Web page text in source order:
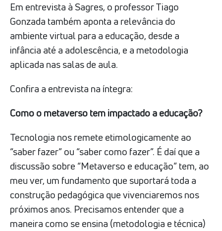
Em entrevista à Sagres, o professor Tiago
Gonzada também aponta a relevância do
ambiente virtual para a educação, desde a
infância até a adolescência, e a metodologia
aplicada nas salas de aula.
Confira a entrevista na íntegra:
Como o metaverso tem impactado a educação?
Tecnologia nos remete etimologicamente ao
“saber fazer” ou “saber como fazer”. É daí que a
discussão sobre “Metaverso e educação” tem, ao
meu ver, um fundamento que suportará toda a
construção pedagógica que vivenciaremos nos
próximos anos. Precisamos entender que a
maneira como se ensina (metodologia e técnica)